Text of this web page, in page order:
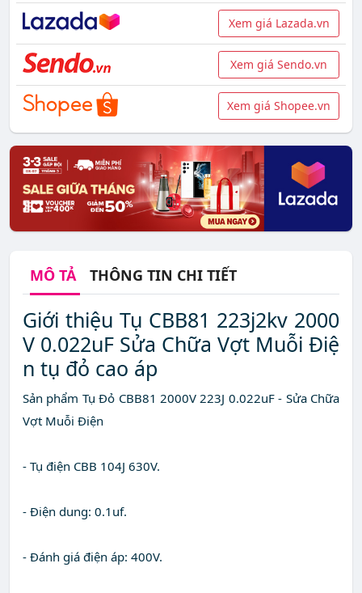
Xem giá Lazada.vn
Xem giá Sendo.vn
Xem giá Shopee.vn
MÔ TẢ THÔNG TIN CHI TIẾT
Giới thiệu Tụ CBB81 223j2kv 2000
V 0.022uF Sửa Chữa Vợt Muỗi Điệ
n tụ đỏ cao áp
Sản phẩm Tụ Đỏ CBB81 2000V 223J 0.022uF - Sửa Chữa
Vợt Muỗi Điện
- Tụ điện CBB 104J 630V.
- Điện dung: 0.1uf.
- Đánh giá điện áp: 400V.